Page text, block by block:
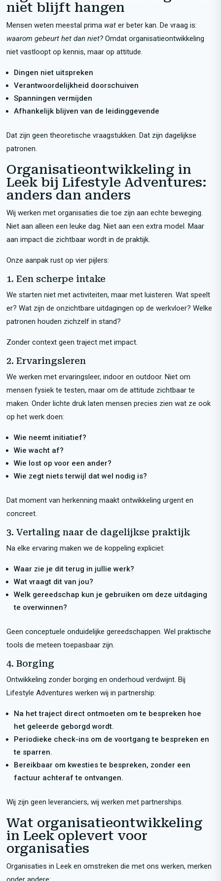
niet blijft hangen
Mensen weten meestal prima wat er beter kan. De vraag is:
waarom gebeurt het dan niet? Omdat organisatieontwikkeling
niet vastloopt op kennis, maar op attitude.
Dingen niet uitspreken
Verantwoordelijkheid doorschuiven
Spanningen vermijden
Afhankelijk blijven van de leidinggevende
Dat zijn geen theoretische vraagstukken. Dat zijn dagelijkse
patronen.
Organisatieontwikkeling in
Leek bij Lifestyle Adventures:
anders dan anders
Wij werken met organisaties die toe zijn aan echte beweging.
Niet aan alleen een leuke dag. Niet aan een extra model. Maar
aan impact die zichtbaar wordt in de praktijk.
Onze aanpak rust op vier pijlers:
1. Een scherpe intake
We starten niet met activiteiten, maar met luisteren. Wat speelt
er? Wat zijn de onzichtbare uitdagingen op de werkvloer? Welke
patronen houden zichzelf in stand?
Zonder context geen traject met impact.
2. Ervaringsleren
We werken met ervaringsleer, indoor en outdoor. Niet om
mensen fysiek te testen, maar om de attitude zichtbaar te
maken. Onder lichte druk laten mensen precies zien wat ze ook
op het werk doen:
Wie neemt initiatief?
Wie wacht af?
Wie lost op voor een ander?
Wie zegt niets terwijl dat wel nodig is?
Dat moment van herkenning maakt ontwikkeling urgent en
concreet.
3. Vertaling naar de dagelijkse praktijk
Na elke ervaring maken we de koppeling expliciet:
Waar zie je dit terug in jullie werk?
Wat vraagt dit van jou?
Welk gereedschap kun je gebruiken om deze uitdaging
te overwinnen?
Geen conceptuele onduidelijke gereedschappen. Wel praktische
tools die meteen toepasbaar zijn.
4. Borging
Ontwikkeling zonder borging en onderhoud verdwijnt. Bij
Lifestyle Adventures werken wij in partnership:
Na het traject direct ontmoeten om te bespreken hoe
het geleerde geborgd wordt.
Periodieke check-ins om de voortgang te bespreken en
te sparren.
Bereikbaar om kwesties te bespreken, zonder een
factuur achteraf te ontvangen.
Wij zijn geen leveranciers, wij werken met partnerships.
Wat organisatieontwikkeling
in Leek oplevert voor
organisaties
Organisaties in Leek en omstreken die met ons werken, merken